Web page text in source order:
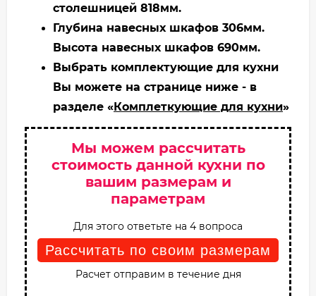
столешницей 818мм.
Глубина навесных шкафов 306мм.
Высота навесных шкафов 690мм.
Выбрать комплектующие для кухни
Вы можете на странице ниже - в
разделе «Комплеткующие для кухни»
Мы можем рассчитать
стоимость данной кухни по
вашим размерам и
параметрам
Для этого ответьте на 4 вопроса
Рассчитать по своим размерам
Расчет отправим в течение дня